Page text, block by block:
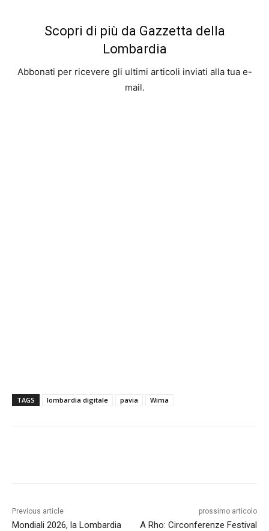
Scopri di più da Gazzetta della
Lombardia
Abbonati per ricevere gli ultimi articoli inviati alla tua e-
mail.
TAGS lombardia digitale pavia Wima
Previous article
Mondiali 2026, la Lombardia
prossimo articolo
A Rho: Circonferenze Festival